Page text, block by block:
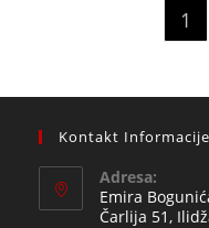
1
Kontakt Informacije
Adresa:
Emira
Čarlija 51,